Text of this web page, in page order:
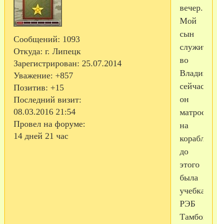
Сообщений: 1093
Откуда: г. Липецк
Зарегистрирован: 25.07.2014
Уважение: +857
Позитив: +15
Последний визит:
08.03.2016 21:54
Провел на форуме:
14 дней 21 час
вечер.
Мой
сын
служит
во
сейчас
он
матрос
на
корабле,
до
этого
была
учебка
РЭБ
Тамбова.